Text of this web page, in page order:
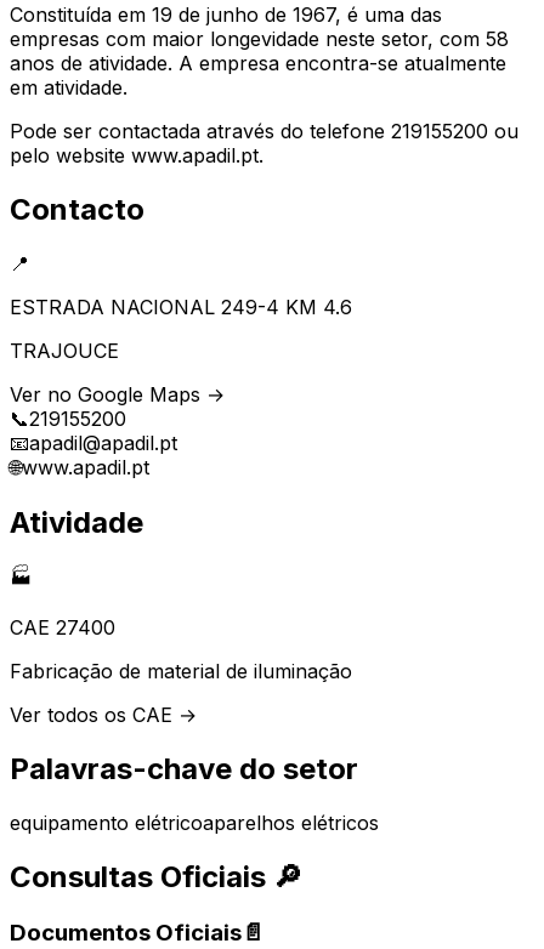
Constituída em 19 de junho de 1967, é uma das
empresas com maior longevidade neste setor, com 58
anos de atividade. A empresa encontra-se atualmente
em atividade.
Pode ser contactada através do telefone 219155200 ou
pelo website www.apadil.pt.
Contacto
📍
ESTRADA NACIONAL 249-4 KM 4.6
TRAJOUCE
Ver no Google Maps →
📞219155200
📧apadil@apadil.pt
🌐www.apadil.pt
Atividade
🏭
CAE 27400
Fabricação de material de iluminação
Ver todos os CAE →
Palavras-chave do setor
equipamento elétricoaparelhos elétricos
Consultas Oficiais 🔎
Documentos Oficiais📄